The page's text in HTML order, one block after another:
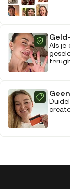
Als je